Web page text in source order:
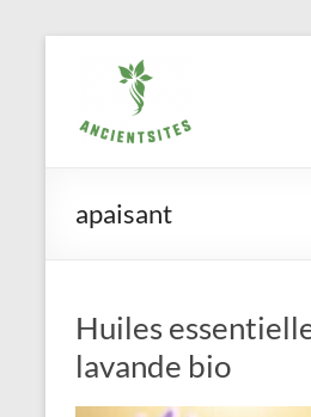
apaisant
Huiles
lavande bio